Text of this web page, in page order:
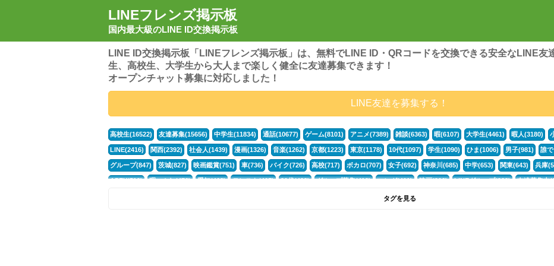
LINEフレンズ掲示板
国内最大級のLINE ID交換掲示板
LINE ID交換掲示板「LINEフレンズ掲示板」は、無料でLINE ID・QRコードを交換できる安全なLINE友
生、高校生、大学生から大人まで楽しく健全に友達募集できます！
オープンチャット募集に対応しました！
LINE友達を募集する！
高校生(16522) 友達募集(15656) 中学生(11834) 通話(10677) ゲーム(8101) アニメ(7389) 雑談(6363) 暇(6107) 大学生(4461) 暇人(3180)
LINE(2416) 関西(2392) 社会人(1439) 漫画(1326) 音楽(1262) 京都(1223) 東京(1178) 10代(1097) 学生(1090) ひま(1006) 男子(981) 誰
グループ(847) 茨城(827) 映画鑑賞(751) 車(736) バイク(726) 高校(717) ボカロ(707) 女子(692) 神奈川(685) 中学(653) 関東(643) 兵庫
APEX(519) 暇つぶし(476) 愛知(468) モンスト(465) 30代(433) グループ募集(412) マンガ(401) 映画(396) LINEグループ(388) 友達募集中
フォートナイト(320)
タグを見る